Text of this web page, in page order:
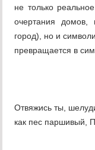
не только
очертания домов,
город), но и
превращается в
Отвяжись ты,
как пес паршивый,